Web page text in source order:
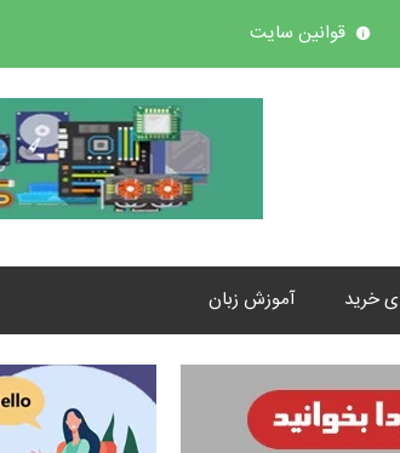
قوانین سایت
خرید آموزش زبان